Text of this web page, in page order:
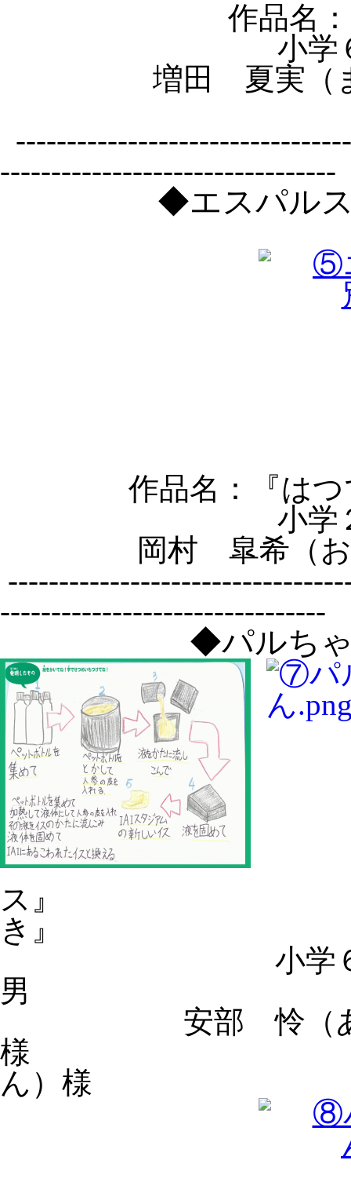
作品名
小
増田 夏実（
---------------------------------
◆エスパル
作品名：『は
小
岡村 皐希（
--------------------------------
◆パルち
ス』 作品名
き』
小学６
男 小学
安部 怜（あ
様 佐塚 駿
ん）様